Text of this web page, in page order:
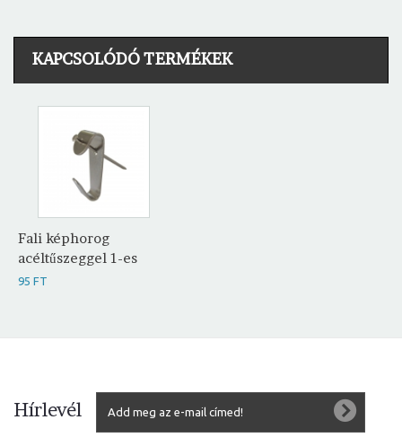
KAPCSOLÓDÓ TERMÉKEK
Fali képhorog
acéltűszeggel 1-es
95 FT
Hírlevél